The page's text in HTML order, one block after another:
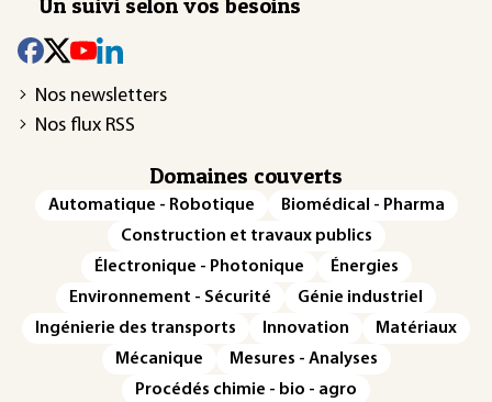
Nos newsletters
Nos flux RSS
Domaines couverts
Automatique - Robotique
Biomédical - Pharma
Construction et travaux publics
Électronique - Photonique
Énergies
Environnement - Sécurité
Génie industriel
Ingénierie des transports
Innovation
Matériaux
Mécanique
Mesures - Analyses
Procédés chimie - bio - agro